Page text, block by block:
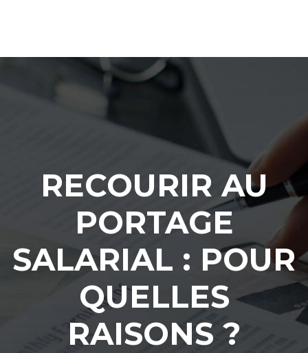
RECOURIR AU
PORTAGE
SALARIAL : POUR
QUELLES
RAISONS ?